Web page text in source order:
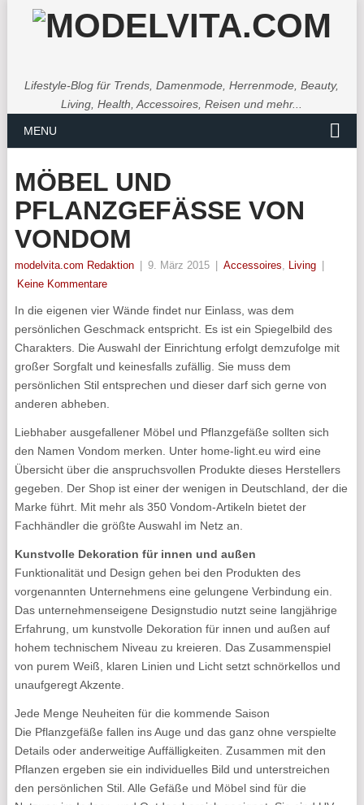
Lifestyle-Blog für Trends, Damenmode, Herrenmode, Beauty,
Living, Health, Accessoires, Reisen und mehr...
MENU
MÖBEL UND
PFLANZGEFÄSSE VON V
ONDOM
modelvita.com Redaktion 9. März 2015 Accessoires, Living
Keine Kommentare
In die eigenen vier Wände findet nur Einlass, was dem
persönlichen Geschmack entspricht. Es ist ein Spiegelbild des
Charakters. Die Auswahl der Einrichtung erfolgt demzufolge mit
großer Sorgfalt und keinesfalls zufällig. Sie muss dem
persönlichen Stil entsprechen und dieser darf sich gerne von
anderen abheben.
Liebhaber ausgefallener Möbel und Pflanzgefäße sollten sich
den Namen Vondom merken. Unter home-light.eu wird eine
Übersicht über die anspruchsvollen Produkte dieses Herstellers
gegeben. Der Shop ist einer der wenigen in Deutschland, der die
Marke führt. Mit mehr als 350 Vondom-Artikeln bietet der
Fachhändler die größte Auswahl im Netz an.
Kunstvolle Dekoration für innen und außen
Funktionalität und Design gehen bei den Produkten des
vorgenannten Unternehmens eine gelungene Verbindung ein.
Das unternehmenseigene Designstudio nutzt seine langjährige
Erfahrung, um kunstvolle Dekoration für innen und außen auf
hohem technischem Niveau zu kreieren. Das Zusammenspiel
von purem Weiß, klaren Linien und Licht setzt schnörkellos und
unaufgeregt Akzente.
Jede Menge Neuheiten für die kommende Saison
Die Pflanzgefäße fallen ins Auge und das ganz ohne verspielte
Details oder anderweitige Auffälligkeiten. Zusammen mit den
Pflanzen ergeben sie ein individuelles Bild und unterstreichen
den persönlichen Stil. Alle Gefäße und Möbel sind für die